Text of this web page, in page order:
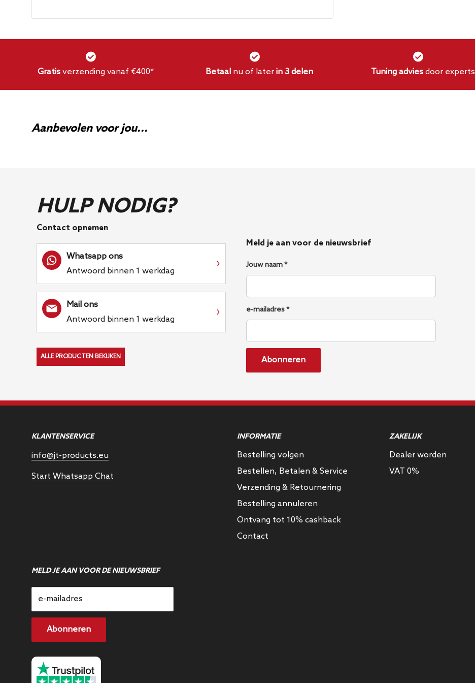
Veelgestelde vragen
Is deze uitlaatpijp geschikt voor mijn Volkswagen Golf MK5 GTI?
Ja, maar controleer of uw slangclips zich op de 9 en 3 uur posities
bevinden als u de OEM intercooler gebruikt.
Gratis verzending vanaf €400* Betaalnu of later in 3 delen Tuning adviesdoor experts
Aanbevolen voor jou...
HULP NODIG?
Contact opnemen
Whatsapp ons
Antwoord binnen 1 werkdag
›
Mail ons
Antwoord binnen 1 werkdag
›
ALLE PRODUCTEN BEKIJKEN
Meld je aan voor de nieuwsbrief
Jouw naam *
e-mailadres *
Abonneren
KLANTENSERVICE
info@jt-products.eu
Start Whatsapp Chat
INFORMATIE
Bestelling volgen
Bestellen, Betalen & Service
Verzending & Retournering
Bestelling annuleren
Ontvang tot 10% cashback
Contact
ZAKELIJK
Dealer worden
VAT 0%
MELD JE AAN VOOR DE NIEUWSBRIEF
e-mailadres
Abonneren